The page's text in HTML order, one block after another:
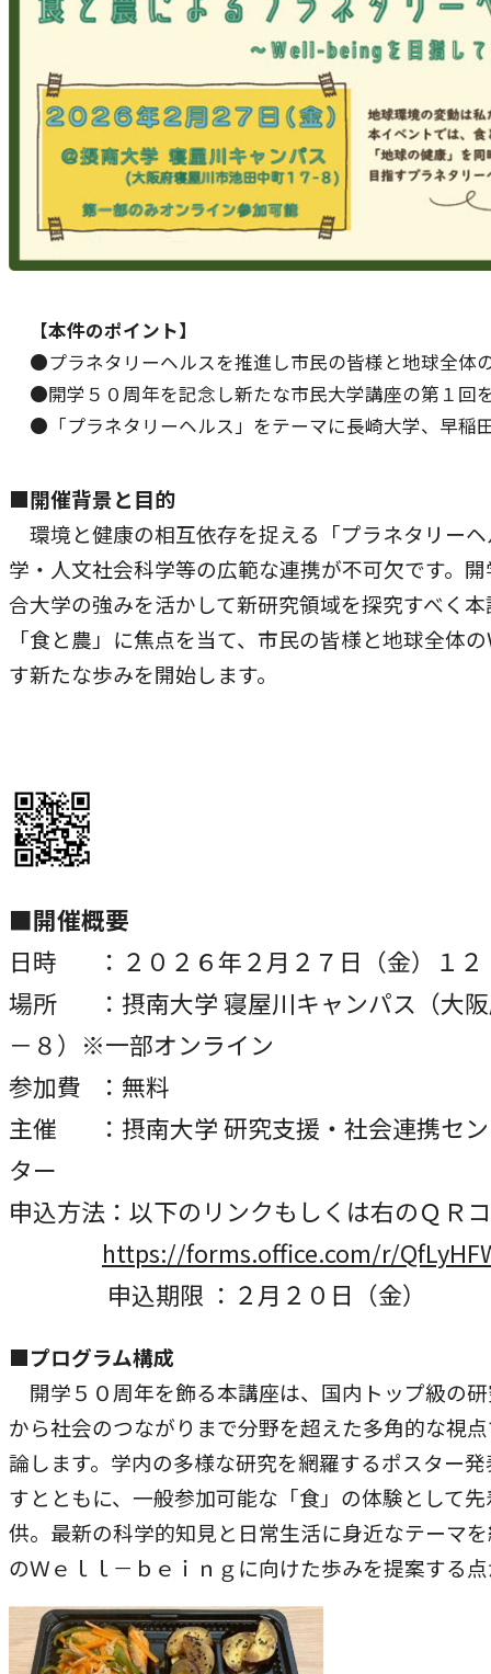
国際言語文化研究科
経済経営学研究科
理工学研究科
薬学研究科
看護学研究科
教員紹介
教学関連
全学教育機構
【本件のポイント】
●プラネタリーヘルスを推進し市民の皆様と地球全体
●開学５０周年を記念し新たな市民大学講座の第１回
●「プラネタリーヘルス」をテーマに長崎大学、早稲
■開催背景と目的
環境と健康の相互依存を捉える「プラネタリー
学・人文社会科学等の広範な連携が不可欠です。
合大学の強みを活かして新研究領域を探究すべく
「食と農」に焦点を当て、市民の皆様と地球全体
す新たな歩みを開始します。
■開催概要
日時 ：２０２６年２月２７日（金）１２
場所 ：摂南大学 寝屋川キャンパス（大阪
－８）※一部オンライン
参加費 ：無料
主催 ：摂南大学 研究支援・社会連携セン
ター
申込方法：以下のリンクもしくは右のＱＲ
https://forms.office.com/r/
申込期限 ：２月２０日（金）
■プログラム構成
開学５０周年を飾る本講座は、国内トップ級の
から社会のつながりまで分野を超えた多角的な視
論します。学内の多様な研究を網羅するポスター
すとともに、一般参加可能な「食」の体験として
供。最新の科学的知見と日常生活に身近なテーマ
のＷｅｌｌ－ｂｅｉｎｇに向けた歩みを提案する